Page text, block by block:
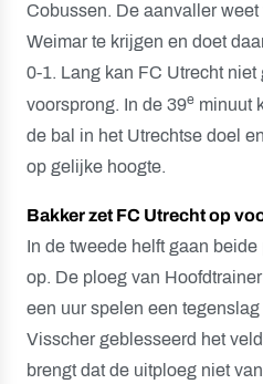
Cobussen. De aanvaller
Weimar te krijgen en doet
0-1. Lang kan FC Utrecht niet
voorsprong. In de 39e minuut
de bal in het Utrechtse doel
op gelijke hoogte.
Bakker zet FC Utrecht op
In de tweede helft gaan
op. De ploeg van
een uur spelen een
Visscher geblesseerd het
brengt dat de uitploeg niet